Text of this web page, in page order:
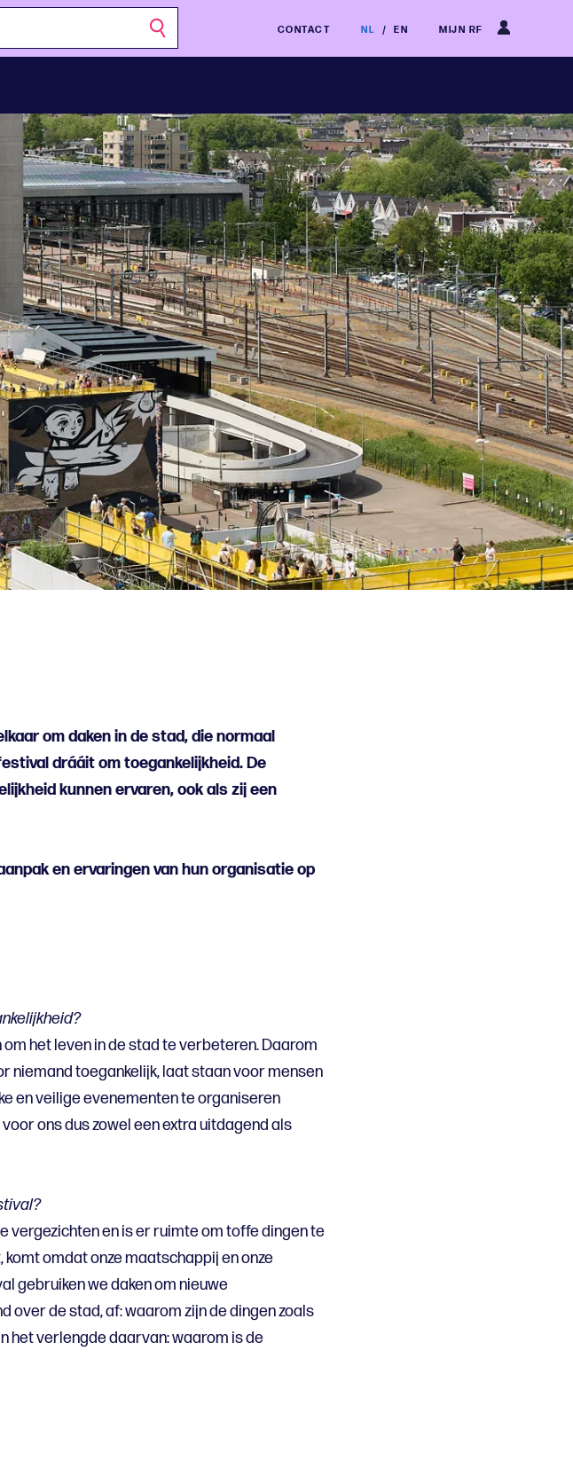
CONTACT NL / EN MIJN RF
om daken in de stad, die normaal
drááit om toegankelijkheid. De
kunnen ervaren, ook als zij een
en ervaringen van hun organisatie op
het leven in de stad te verbeteren. Daarom
niemand toegankelijk, laat staan voor mensen
en veilige evenementen te organiseren
ons dus zowel een extra uitdagend als
vergezichten en is er ruimte om toffe dingen te
omdat onze maatschappij en onze
gebruiken we daken om nieuwe
over de stad, af: waarom zijn de dingen zoals
het verlengde daarvan: waarom is de